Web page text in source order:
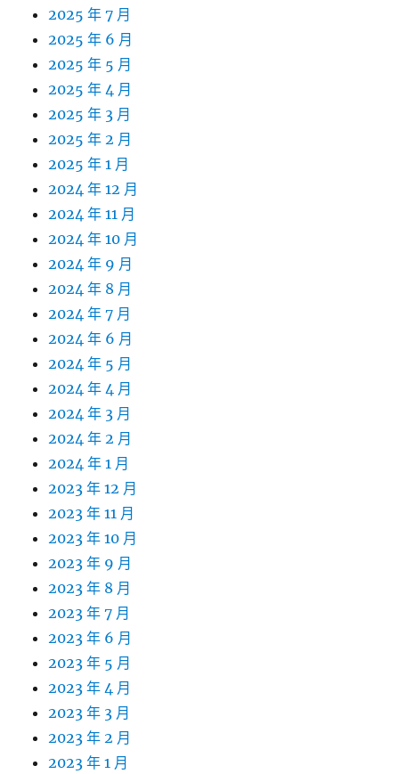
2025 年 7 月
2025 年 6 月
2025 年 5 月
2025 年 4 月
2025 年 3 月
2025 年 2 月
2025 年 1 月
2024 年 12 月
2024 年 11 月
2024 年 10 月
2024 年 9 月
2024 年 8 月
2024 年 7 月
2024 年 6 月
2024 年 5 月
2024 年 4 月
2024 年 3 月
2024 年 2 月
2024 年 1 月
2023 年 12 月
2023 年 11 月
2023 年 10 月
2023 年 9 月
2023 年 8 月
2023 年 7 月
2023 年 6 月
2023 年 5 月
2023 年 4 月
2023 年 3 月
2023 年 2 月
2023 年 1 月